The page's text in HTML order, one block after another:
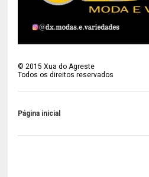
©2015 Xua do Agreste
Todos os direitos reservados
Página inicial